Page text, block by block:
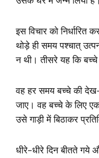
इस विचार को
थोड़े ही समय पश्चात्
न थी। तीसरे यह कि
वह हर समय बच्चे की देख-
जाए। वह बच्चे के लिए
उसे गाड़ी में बिठाकर
धीरे-धीरे दिन बीतते गये